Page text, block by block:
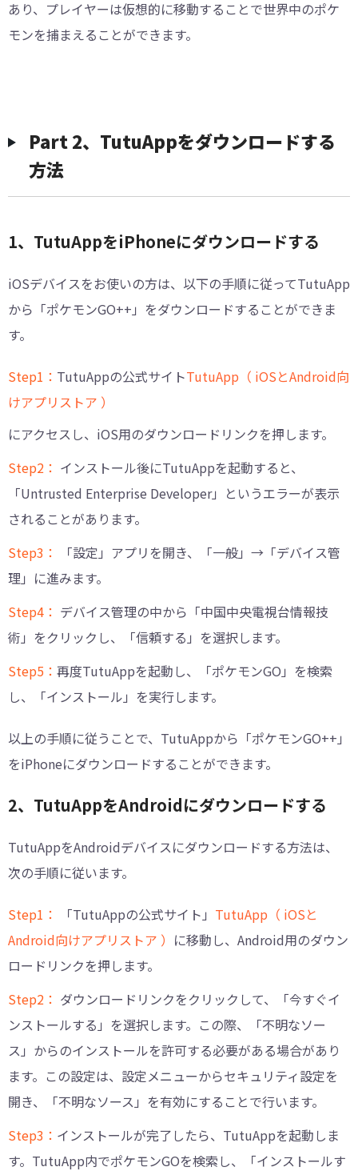
あり、プレイヤーは仮想的に移動することで世界中のポケ
モンを捕まえることができます。
Part 2、TutuAppをダウンロードする
方法
1、TutuAppをiPhoneにダウンロードする
iOSデバイスをお使いの方は、以下の手順に従ってTutuApp
から「ポケモンGO++」をダウンロードすることができま
す。
Step1： TutuAppの公式サイトTutuApp（ iOSとAndroid向
けアプリストア ）
にアクセスし、iOS用のダウンロードリンクを押します。
Step2： インストール後にTutuAppを起動すると、
「Untrusted Enterprise Developer」というエラーが表示
されることがあります。
Step3：
「設定」アプリを開き、「一般」→「デバイス管
理」に進みます。
Step4： デバイス管理の中から「中国中央電視台情報技
術」をクリックし、「信頼する」を選択します。
Step5： 再度TutuAppを起動し、「ポケモンGO」を検索
し、「インストール」を実行します。
以上の手順に従うことで、TutuAppから「ポケモンGO++」
をiPhoneにダウンロードすることができます。
2、TutuAppをAndroidにダウンロードする
TutuAppをAndroidデバイスにダウンロードする方法は、
次の手順に従います。
Step1： 「TutuAppの公式サイト」 TutuApp（ iOSと
Android向けアプリストア ） に移動し、Android用のダウン
ロードリンクを押します。
Step2： ダウンロードリンクをクリックして、「今すぐイ
ンストールする」を選択します。この際、「不明なソー
ス」からのインストールを許可する必要がある場合があり
ます。この設定は、設定メニューからセキュリティ設定を
開き、「不明なソース」を有効にすることで行います。
Step3： インストールが完了したら、TutuAppを起動しま
す。TutuApp内でポケモンGOを検索し、「インストールす